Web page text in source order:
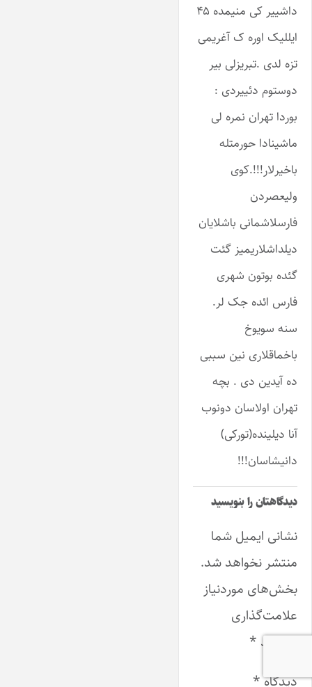
داشییر کی منیمده ۴۵
ایللیک اوره ک آغریمی
تزه لدی .تبریزلی بیر
دوستوم دئییردی :
بوردا تهران نمره لی
ماشینادا حورمتله
باخیرلار!!!.کوی
ولیعصردن
فارسلاشمانی باشلایان
دیلداشلاریمیز گئت
گئده بوتون شهری
فارس ائده جک لر.
سنه سویوخ
باخماقلاری نین سببی
ده آیدین دی . بچه
تهران اولاسان دونوب
آنا دیلینده(تورکی)
دانیشاسان!!!
دیدگاهتان را بنویسید
نشانی ایمیل شما
منتشر نخواهد شد.
بخش‌های موردنیاز
علامت‌گذاری
شده‌اند *
دیدگاه*